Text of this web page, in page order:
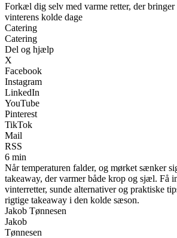
Forkæl dig selv med varme retter, der
vinterens kolde dage
Catering
Catering
Del og hjælp
X
Facebook
Instagram
LinkedIn
YouTube
Pinterest
TikTok
Mail
RSS
6 min
Når temperaturen falder, og mørket sænker
takeaway, der varmer både krop og sjæl. Få
vinterretter, sunde alternativer og praktiske
rigtige takeaway i den kolde sæson.
Jakob Tønnesen
Jakob
Tønnesen